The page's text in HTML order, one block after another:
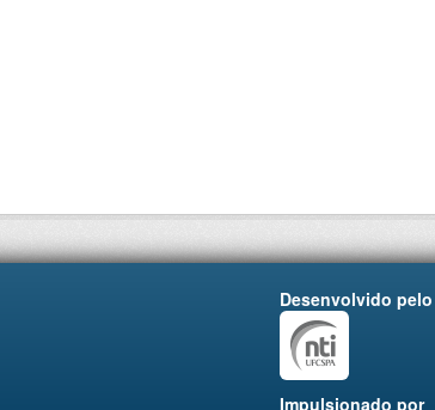
Desenvolvido pelo
Impulsionado por